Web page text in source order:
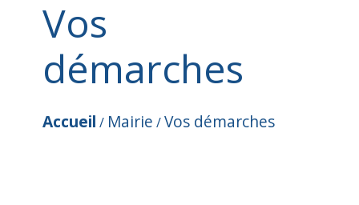
Vos
démarches
Accueil / Mairie /Vos démarches